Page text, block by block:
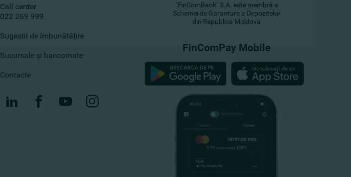
Call center
022 269 999
Sugestii de îmbunătățire
Sucursale și bancomate
Contacte
"FinComBank" S.A. este membră a
Schemei de Garantare a Depozitelor
din Republica Moldova
FinComPay Mobile